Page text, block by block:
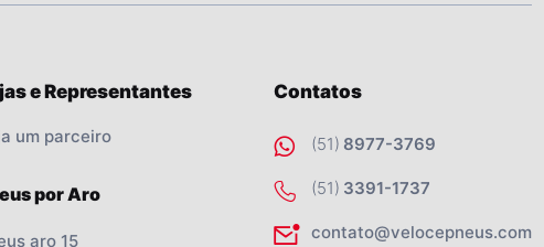
e Representantes
um parceiro
por Aro
aro 15
Contatos
(51) 8977-3769
(51) 3391-1737
contato@velocepneus.com